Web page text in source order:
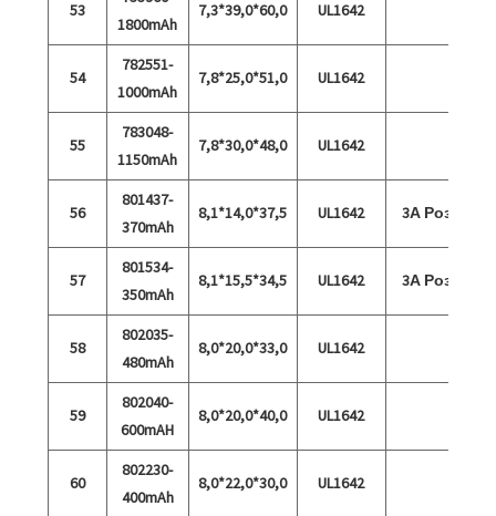
53
1800mAh
7,3*39,0*60,0 UL1642
54
782551-
1000mAh
7,8*25,0*51,0 UL1642
55
783048-
1150mAh
7,8*30,0*48,0 UL1642
56
801437-
370mAh
8,1*14,0*37,5 UL1642 3А Розряд
57
801534-
350mAh
8,1*15,5*34,5 UL1642 3А Розряд
58
802035-
480mAh
8,0*20,0*33,0 UL1642
59
802040-
600mAH
8,0*20,0*40,0 UL1642
60
802230-
400mAh
8,0*22,0*30,0 UL1642